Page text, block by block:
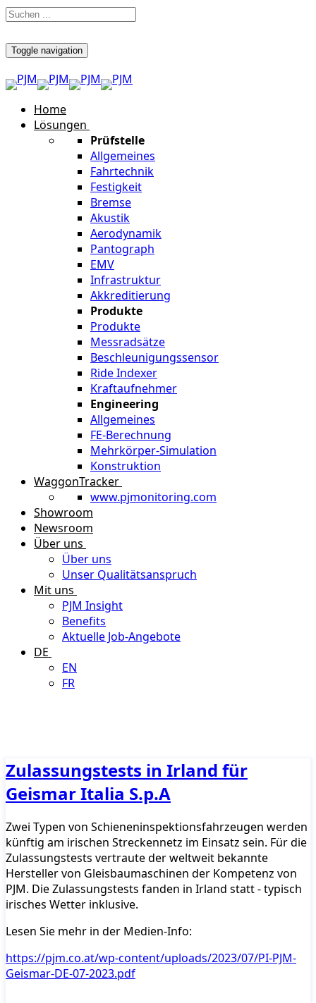
Toggle navigation
Home
Lösungen
Prüfstelle
Allgemeines
Fahrtechnik
Festigkeit
Bremse
Akustik
Aerodynamik
Pantograph
EMV
Infrastruktur
Akkreditierung
Produkte
Produkte
Messradsätze
Beschleunigungssensor
Ride Indexer
Kraftaufnehmer
Engineering
Allgemeines
FE-Berechnung
Mehrkörper-Simulation
Konstruktion
WaggonTracker
www.pjmonitoring.com
Showroom
Newsroom
Über uns
Über uns
Unser Qualitätsanspruch
Mit uns
PJM Insight
Benefits
Aktuelle Job-Angebote
DE
EN
FR
Zulassungstests in Irland für
Geismar Italia S.p.A
Zwei Typen von Schieneninspektionsfahrzeugen werden
künftig am irischen Streckennetz im Einsatz sein. Für die
Zulassungstests vertraute der weltweit bekannte
Hersteller von Gleisbaumaschinen der Kompetenz von
PJM. Die Zulassungstests fanden in Irland statt - typisch
irisches Wetter inklusive.
Lesen Sie mehr in der Medien-Info:
https://pjm.co.at/wp-content/uploads/2023/07/PI-PJM-
Geismar-DE-07-2023.pdf